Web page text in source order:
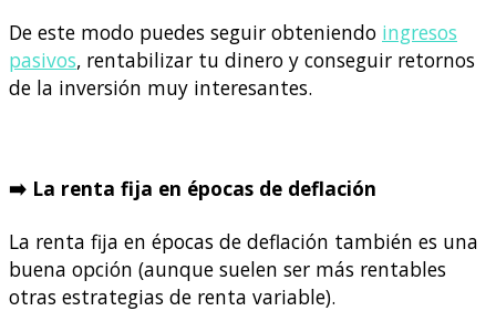
De este modo puedes seguir obteniendo ingresos
pasivos, rentabilizar tu dinero y conseguir retornos
de la inversión muy interesantes.
➡️ La renta fija en épocas de deflación
La renta fija en épocas de deflación también es una
buena opción (aunque suelen ser más rentables
otras estrategias de renta variable).